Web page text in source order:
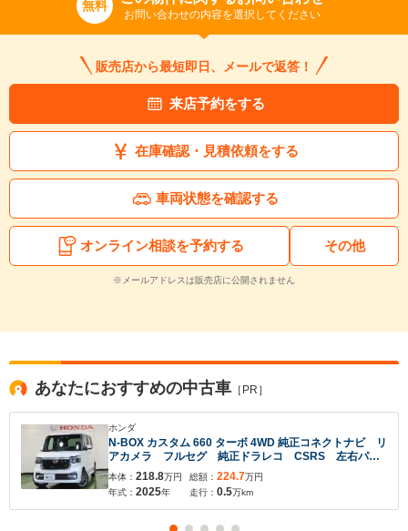
無料
お問い合わせの内容を選択してください
販売店から最短即日、メールで返答！
来店予約をする
在庫確認・見積依頼をする
車両状態を確認する
オンライン相談を予約する その他
※メールアドレスは販売店に公開されません
あなたにおすすめの中古車 ［PR］
ホンダ
N-BOX カスタム 660 ターボ 4WD 純正コネクトナビ リ
アカメラ フルセグ 純正ドラレコ CSRS 左右パワ
ースライドドア ETC シートヒーター 夏冬タイヤ
本体： 218.8万円
年式： 2025年
総額： 224.7万円
走行： 0.5万km
入力途中の情報を保存しますか？
※保存された情報は90日で破棄されます
はい